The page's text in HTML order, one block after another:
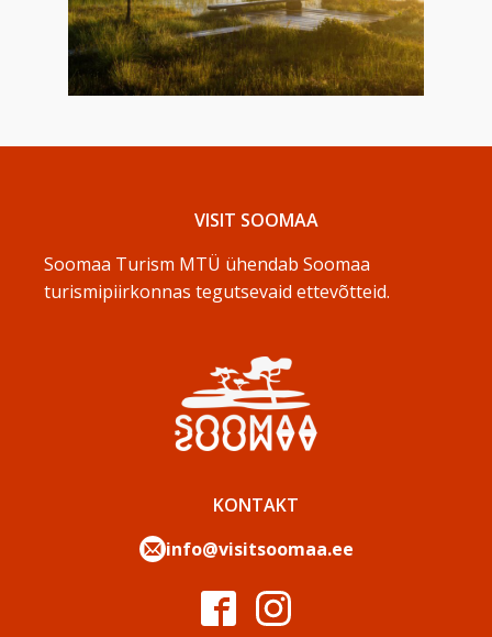
VISIT SOOMAA
Soomaa Turism MTÜ ühendab Soomaa
turismipiirkonnas tegutsevaid ettevõtteid.
KONTAKT
info@visitsoomaa.ee